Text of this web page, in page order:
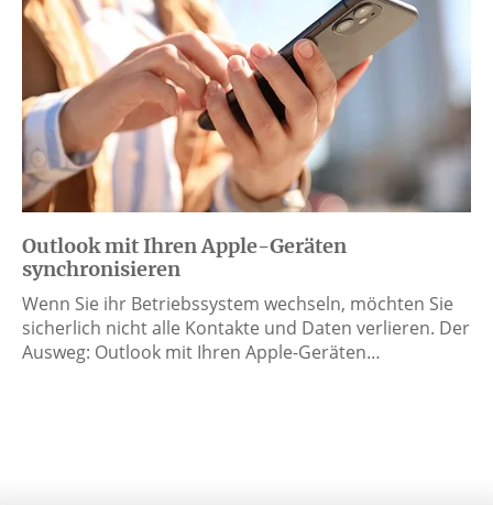
Outlook mit Ihren Apple-Geräten
synchronisieren
Wenn Sie ihr Betriebssystem wechseln, möchten Sie
sicherlich nicht alle Kontakte und Daten verlieren. Der
Ausweg: Outlook mit Ihren Apple-Geräten…